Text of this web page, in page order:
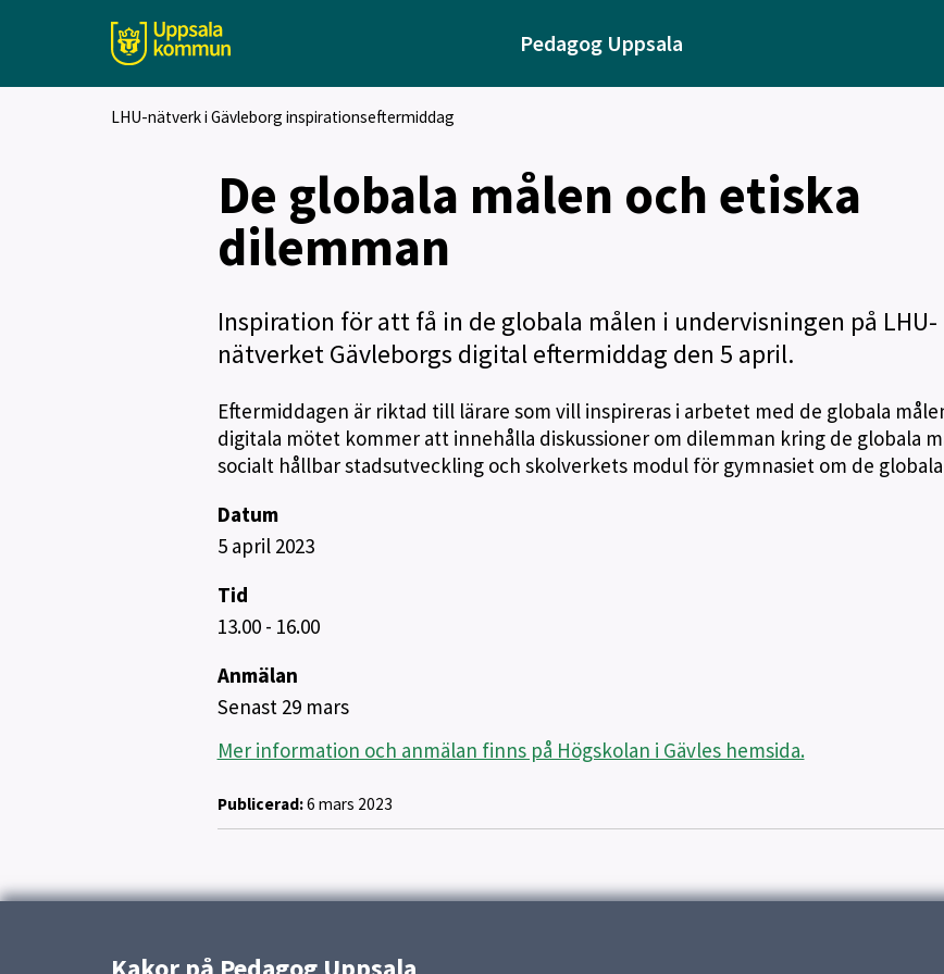
Pedagog Uppsala
LHU-nätverk i Gävleborg inspirationseftermiddag
De globala målen och etiska
dilemman
Inspiration för att få in de globala målen i undervisningen på LHU-
nätverket Gävleborgs digital eftermiddag den 5 april.
Eftermiddagen är riktad till lärare som vill inspireras i arbetet med de globala
digitala mötet kommer att innehålla diskussioner om dilemman kring de globala
socialt hållbar stadsutveckling och skolverkets modul för gymnasiet om de
Datum
5 april 2023
Tid
13.00 - 16.00
Anmälan
Senast 29 mars
Mer information och anmälan finns på Högskolan i Gävles hemsida.
Publicerad:6 mars 2023